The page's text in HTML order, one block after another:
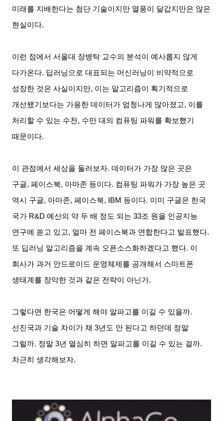
미래를 지배한다는 첨단 기술이지만 열풍이 달갑지만은 않은
현실이다.
이런 점에서 서울대 장병탁 교수의 분석이 예사롭지 않게
다가온다. 딥러닝으로 대표되는 머신러닝이 비약적으로
성장한 것은 사실이지만, 이는 알고리즘이 획기적으로
개선됐기보다는 가용한 데이터가 엄청나게 많아졌고, 이를
처리할 수 있는 수천 , 수만 대의 컴퓨팅 파워를 확보했기
때문이다.
이 관점에서 세상을 둘러보자.데이터가 가장 많은 곳은
구글,페이스북, 아마존 등이다. 컴퓨팅 파워가 가장 높은 곳
역시 구글, 아마존,페이스북, IBM 등이다. 이미 구글은 한국
국가 R&D예산의 약 두 배 정도 되는 33조 원을 인공지능
연구에 쏟고 있고, 얼마 전 페이스북과 연합한다고 발표했다.
또 딥러닝 알고리즘을 계속 오픈소스화하겠다고 했다. 이
회사가 과거 안드로이드 운영체제를 공개해서 스마트폰
생태계를 장악한 것과 같은 전략이 아닌가.
그렇다면 한국은 어떻게 해야 알파고를 이길 수 있을까.
선진국과 기술 차이가 채 3년도 안 된다고 하던데 정말
그럴까. 정말 3년 열심히 하면 알파고를 이길 수 있는 걸까.
차근히 생각해보자.